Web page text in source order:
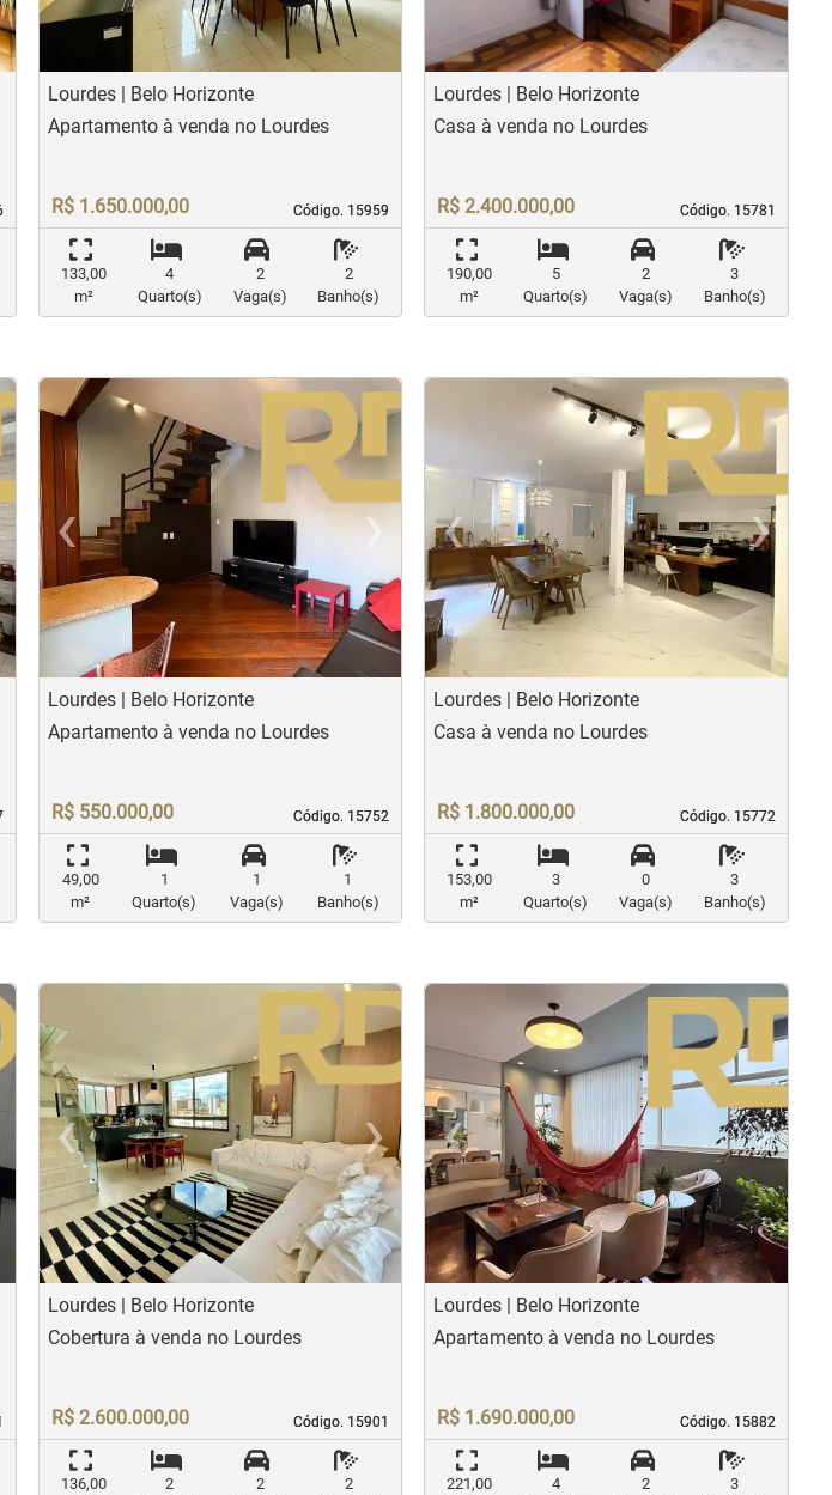
Lourdes | Belo Horizonte
Código. 15959
Código. 15959
Apartamento à venda no Lourdes
R$ 1.650.000,00
133,00
m²
4
Quarto(s)
2
Vaga(s)
2
Banho(s)
Lourdes | Belo Horizonte
Código. 15781
Código. 15781
Casa à venda no Lourdes
R$ 2.400.000,00
190,00
m²
5
Quarto(s)
2
Vaga(s)
3
Banho(s)
‹
Previous
›
Next
Lourdes | Belo Horizonte
Código. 15752
Código. 15752
Apartamento à venda no Lourdes
R$ 550.000,00
49,00
m²
1
Quarto(s)
1
Vaga(s)
1
Banho(s)
‹
Previous
›
Lourdes | Belo Horizonte
Código. 15772
Código. 15772
Casa à venda no Lourdes
R$ 1.800.000,00
153,00
m²
3
Quarto(s)
0
Vaga(s)
3
Banho(s)
‹
Previous
›
Next
Lourdes | Belo Horizonte
Código. 15901
Código. 15901
Cobertura à venda no Lourdes
R$ 2.600.000,00
136,00
2
2
2
‹
Previous
›
Lourdes | Belo Horizonte
Código. 15882
Código. 15882
Apartamento à venda no Lourdes
R$ 1.690.000,00
221,00
4
2
3